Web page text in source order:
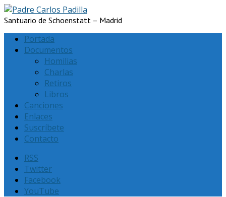
Santuario de Schoenstatt – Madrid
Portada
Documentos
Homilias
Charlas
Retiros
Libros
Canciones
Enlaces
Suscríbete
Contacto
RSS
Twitter
Facebook
YouTube